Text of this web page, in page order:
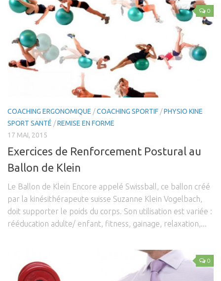
Physio Kiné Sport Santé
Pathologies
Rachialgies
Neurologie
Rhumatismes inflammatoires
Traumato du sport
Musculo-squelettiques
Tendinopathies
Le Haut Niveau
Handi Sport & Handicap
Actu Santé
Sophrologie
Bien-être & Relaxation
0
COACHING ERGONOMIQUE /COACHING SPORTIF /PHYSIO KINE
SPORT SANTÉ /REMISE EN FORME
17 MAI, 2015
Exercices de Renforcement Postural au
Ballon de Klein
Le Ballon de Klein Encore appelé Swissball, ce ballon créé
par la kinésithérapeute suisse Suzanne Klein Vogelbach,
doit supporter le poids du corps. Son utilisation est variée :
rééducation adulte/ enfant, fitness, gainage, relaxation,...
0